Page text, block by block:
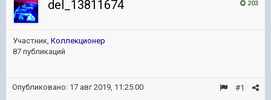
203
del_13811674
Участник, Коллекционер
87 публикаций
#1
Опубликовано: 17 авг 2019, 11:25:00